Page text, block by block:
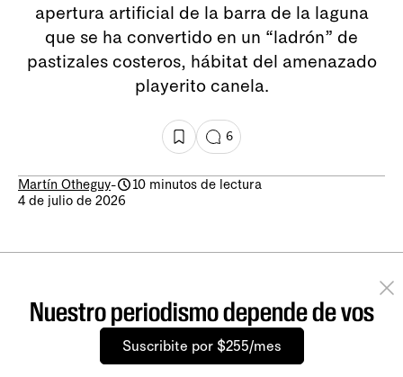
apertura artificial de la barra de la laguna
que se ha convertido en un “ladrón” de
pastizales costeros, hábitat del amenazado
playerito canela.
6
Martín Otheguy-
10 minutos de lectura
4 de julio de 2026
Nuestro periodismo depende de vos
Suscribite por $255/mes